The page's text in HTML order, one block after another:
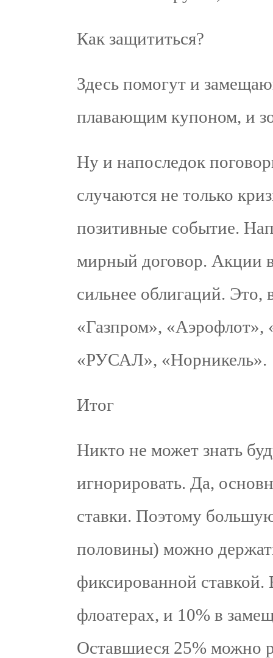
Как защититься?
Здесь помогут и
плавающим купоном, и
Ну и напоследок
случаются не только
позитивные событие.
мирный договор. Акции
сильнее облигаций.
«Газпром», «Аэрофлот»,
«РУСАЛ», «Норникель».
Итог
Никто не может знать
игнорировать. Да,
ставки. Поэтому
половины) можно
фиксированной
флоатерах, и 10% в
Оставшиеся 25% можно